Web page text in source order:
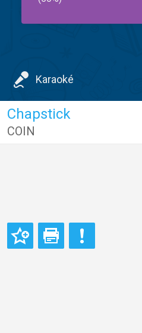
Karaoké
Chapstick
COIN